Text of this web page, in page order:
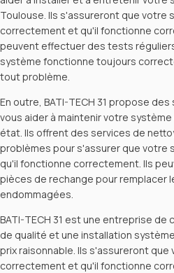
Toulouse. Ils s'assureront que votre
correctement et qu'il fonctionne
peuvent effectuer des tests
système fonctionne toujours
tout problème.
En outre, BATI-TECH 31 propose
vous aider à maintenir votre
état. Ils offrent des services de
problèmes pour s'assurer que
qu'il fonctionne correctement. Ils
pièces de rechange pour remplacer
endommagées.
BATI-TECH 31 est une entreprise de
de qualité et une installation
prix raisonnable. Ils s'assureront
correctement et qu'il fonctionne